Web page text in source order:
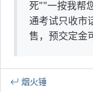
死""一按我帮
通考试只收市
售，预交定金
烟火锤